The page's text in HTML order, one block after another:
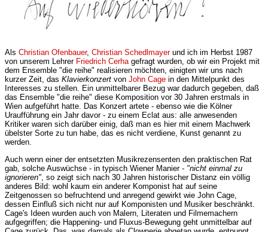
Als Christian Ofenbauer, Christian Schedlmayerund ich im Herbst 1987
von unserem Lehrer Friedrich Cerhagefragt wurden, ob wir ein Projekt mit
dem Ensemble "die reihe" realisieren möchten, einigten wir uns nach
kurzer Zeit, das Klavierkonzert von John Cage in den Mittelpunkt des
Interesses zu stellen. Ein unmittelbarer Bezug war dadurch gegeben, daß
das Ensemble "die reihe" diese Komposition vor 30 Jahren erstmals in
Wien aufgeführt hatte. Das Konzert artete - ebenso wie die Kölner
Uraufführung ein Jahr davor - zu einem Eclat aus: alle anwesenden
Kritiker waren sich darüber einig, daß man es hier mit einem Machwerk
übelster Sorte zu tun habe, das es nicht verdiene, Kunst genannt zu
werden.
Auch wenn einer der entsetzten Musikrezensenten den praktischen Rat
gab, solche Auswüchse - in typisch Wiener Manier - "nicht einmal zu
ignorieren" , so zeigt sich nach 30 Jahren historischer Distanz ein völlig
anderes Bild: wohl kaum ein anderer Komponist hat auf seine
Zeitgenossen so befruchtend und anregend gewirkt wie John Cage,
dessen Einfluß sich nicht nur auf Komponisten und Musiker beschränkt.
Cage's Ideen wurden auch von Malern, Literaten und Filmemachern
aufgegriffen; die Happening- und Fluxus-Bewegung geht unmittelbar auf